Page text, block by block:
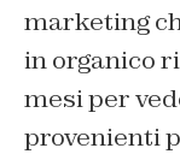
marketing
in organico
mesi per
provenienti